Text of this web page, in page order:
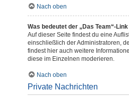
Nach oben
Was bedeutet der „Das Team“-
Auf dieser Seite findest du eine
einschließlich der Administratoren,
findest hier auch weitere
diese im Einzelnen moderieren.
Nach oben
Private Nachrichten